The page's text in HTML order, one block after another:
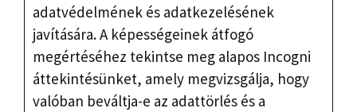
adatvédelmének és adatkezelésének
javítására. A képességeinek átfogó
megértéséhez tekintse meg alapos Incogni
áttekintésünket, amely megvizsgálja, hogy
valóban beváltja-e az adattörlés és a